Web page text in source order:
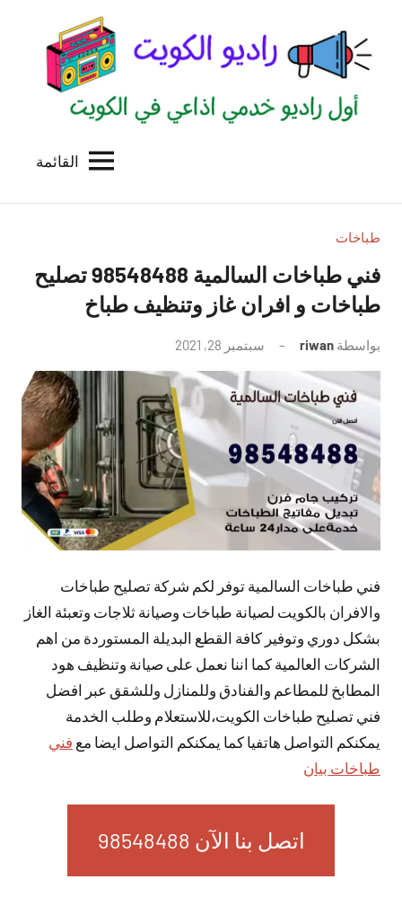
المحتوى
الكويت
للاعلانات
بالكويت
القائمة
طباخات
فني طباخات السالمية 98548488 تصليح
طباخات و افران غاز وتنظيف طباخ
بواسطة riwan سبتمبر 28, 2021
توجد
تعليقات
فني طباخات السالمية توفر لكم شركة تصليح طباخات
والافران بالكويت لصيانة طباخات وصيانة ثلاجات وتعبئة الغاز
بشكل دوري وتوفير كافة القطع البديلة المستوردة من اهم
الشركات العالمية كما اننا نعمل على صيانة وتنظيف هود
المطابخ للمطاعم والفنادق وللمنازل وللشقق عبر افضل
فني تصليح طباخات الكويت،للاستعلام وطلب الخدمة
يمكنكم التواصل هاتفيا كما يمكنكم التواصل ايضا مع فني
طباخات بيان
اتصل بنا الآن 98548488